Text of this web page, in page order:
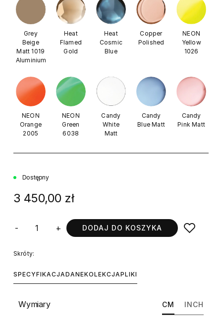
Grey
Beige
Matt 1019
Aluminium
Heat
Flamed
Gold
Heat
Cosmic
Blue
Copper
Polished
NEON
Yellow
1026
NEON
Orange
2005
NEON
Green
6038
Candy
White
Matt
Candy
Blue Matt
Candy
Pink Matt
Dostępny
3 450,00 zł
- + DODAJ DO KOSZYKA
Skróty:
SPECYFIKACJADANEKOLEKCJAPLIKI
Wymiary CM INCH